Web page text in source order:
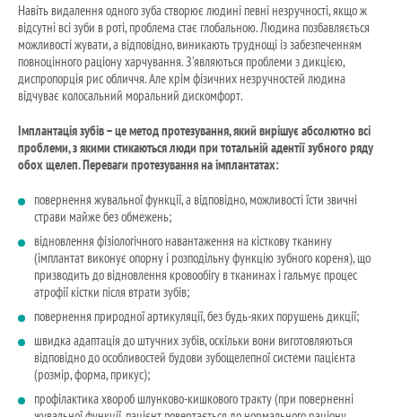
Навіть видалення одного зуба створює людині певні незручності, якщо ж
відсутні всі зуби в роті, проблема стає глобальною. Людина позбавляється
можливості жувати, а відповідно, виникають труднощі із забезпеченням
повноцінного раціону харчування. З’являються проблеми з дикцією,
диспропорція рис обличчя. Але крім фізичних незручностей людина
відчуває колосальний моральний дискомфорт.
Імплантація зубів – це метод протезування, який вирішує абсолютно всі
проблеми, з якими стикаються люди при тотальній адентії зубного ряду
обох щелеп. Переваги протезування на імплантатах:
повернення жувальної функції, а відповідно, можливості їсти звичні
страви майже без обмежень;
відновлення фізіологічного навантаження на кісткову тканину
(імплантат виконує опорну і розподільну функцію зубного кореня), що
призводить до відновлення кровообігу в тканинах і гальмує процес
атрофії кістки після втрати зубів;
повернення природної артикуляції, без будь-яких порушень дикції;
швидка адаптація до штучних зубів, оскільки вони виготовляються
відповідно до особливостей будови зубощелепної системи пацієнта
(розмір, форма, прикус);
профілактика хвороб шлунково-кишкового тракту (при поверненні